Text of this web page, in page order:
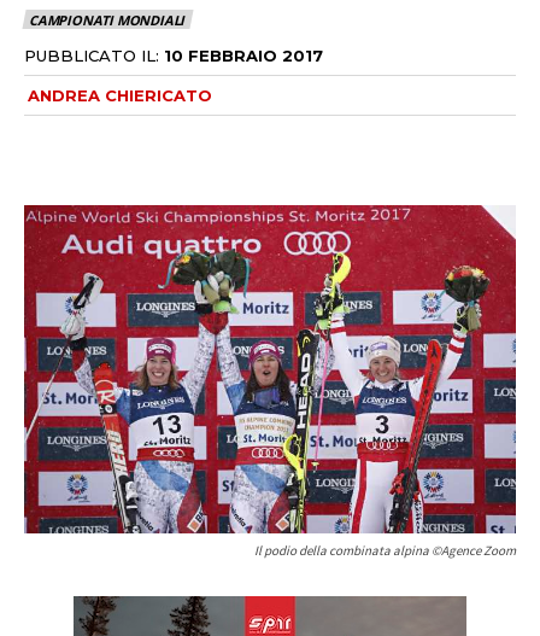
CAMPIONATI MONDIALI
PUBBLICATO IL: 10 FEBBRAIO 2017
ANDREA CHIERICATO
Il podio della combinata alpina ©Agence Zoom